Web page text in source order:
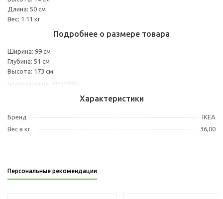
Длина: 50 см
Вес: 1.11 кг
Подробнее о размере товара
Ширина: 99 см
Глубина: 51 см
Высота: 173 см
Характеристики
Бренд
IKEA
Вес в кг.
36,00
Персональные рекомендации